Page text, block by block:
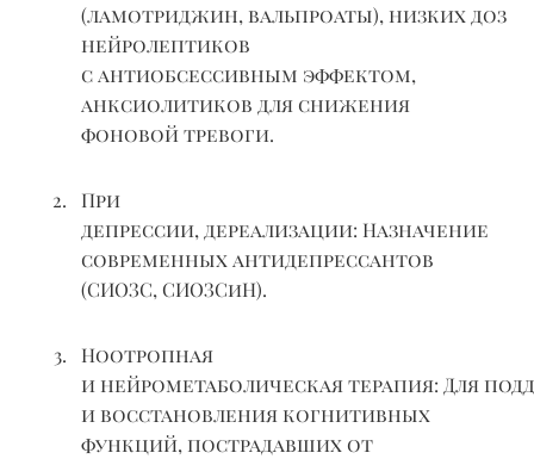
(ламотриджин, вальпроаты), низких доз
нейролептиков
с антиобсессивным эффектом,
анксиолитиков для снижения
фоновой тревоги.
При
депрессии, дереализации: Назначение
современных антидепрессантов
(СИОЗС, СИОЗСиН).
Ноотропная
инейрометаболическаятерапия: Для
и восстановления когнитивных
функций, пострадавших от